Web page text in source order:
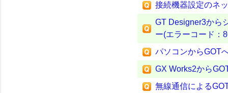
接続機器設定のネ
GT Designer3から
ー(エラーコード：
パソコンからGOT
GX Works2から
無線通信による